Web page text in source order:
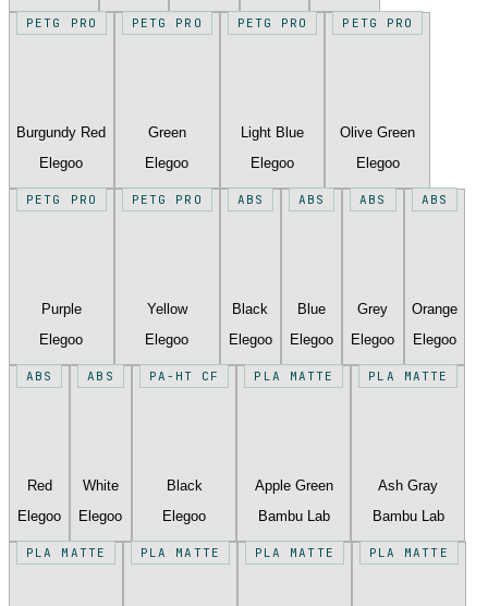
PETG PRO
Burgundy Red
Elegoo
PETG PRO
Green
Elegoo
PETG PRO
Light Blue
Elegoo
PETG PRO
Olive Green
Elegoo
PETG PRO
Purple
Elegoo
PETG PRO
Yellow
Elegoo
ABS
Black
Elegoo
ABS
Blue
Elegoo
ABS
Grey
Elegoo
ABS
Orange
Elegoo
ABS
Red
Elegoo
ABS
White
Elegoo
PA-HT CF
Black
Elegoo
PLA MATTE
Apple Green
Bambu Lab
PLA MATTE
Ash Gray
Bambu Lab
PLA MATTE PLA MATTE PLA MATTE PLA MATTE